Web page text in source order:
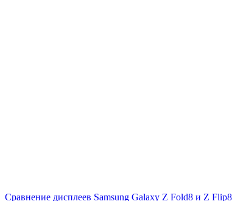
Сравнение дисплеев Samsung Galaxy Z Fold8 и Z Flip8